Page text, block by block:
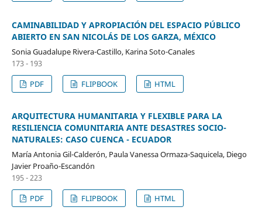
CAMINABILIDAD Y APROPIACIÓN DEL ESPACIO PÚBLICO
ABIERTO EN SAN NICOLÁS DE LOS GARZA, MÉXICO
Sonia Guadalupe Rivera-Castillo, Karina Soto-Canales
173 - 193
PDF
FLIPBOOK HTML
ARQUITECTURA HUMANITARIA Y FLEXIBLE PARA LA
RESILIENCIA COMUNITARIA ANTE DESASTRES SOCIO-
NATURALES: CASO CUENCA - ECUADOR
María Antonia Gil-Calderón, Paula Vanessa Ormaza-Saquicela, Diego
Javier Proaño-Escandón
195 - 223
PDF
FLIPBOOK HTML